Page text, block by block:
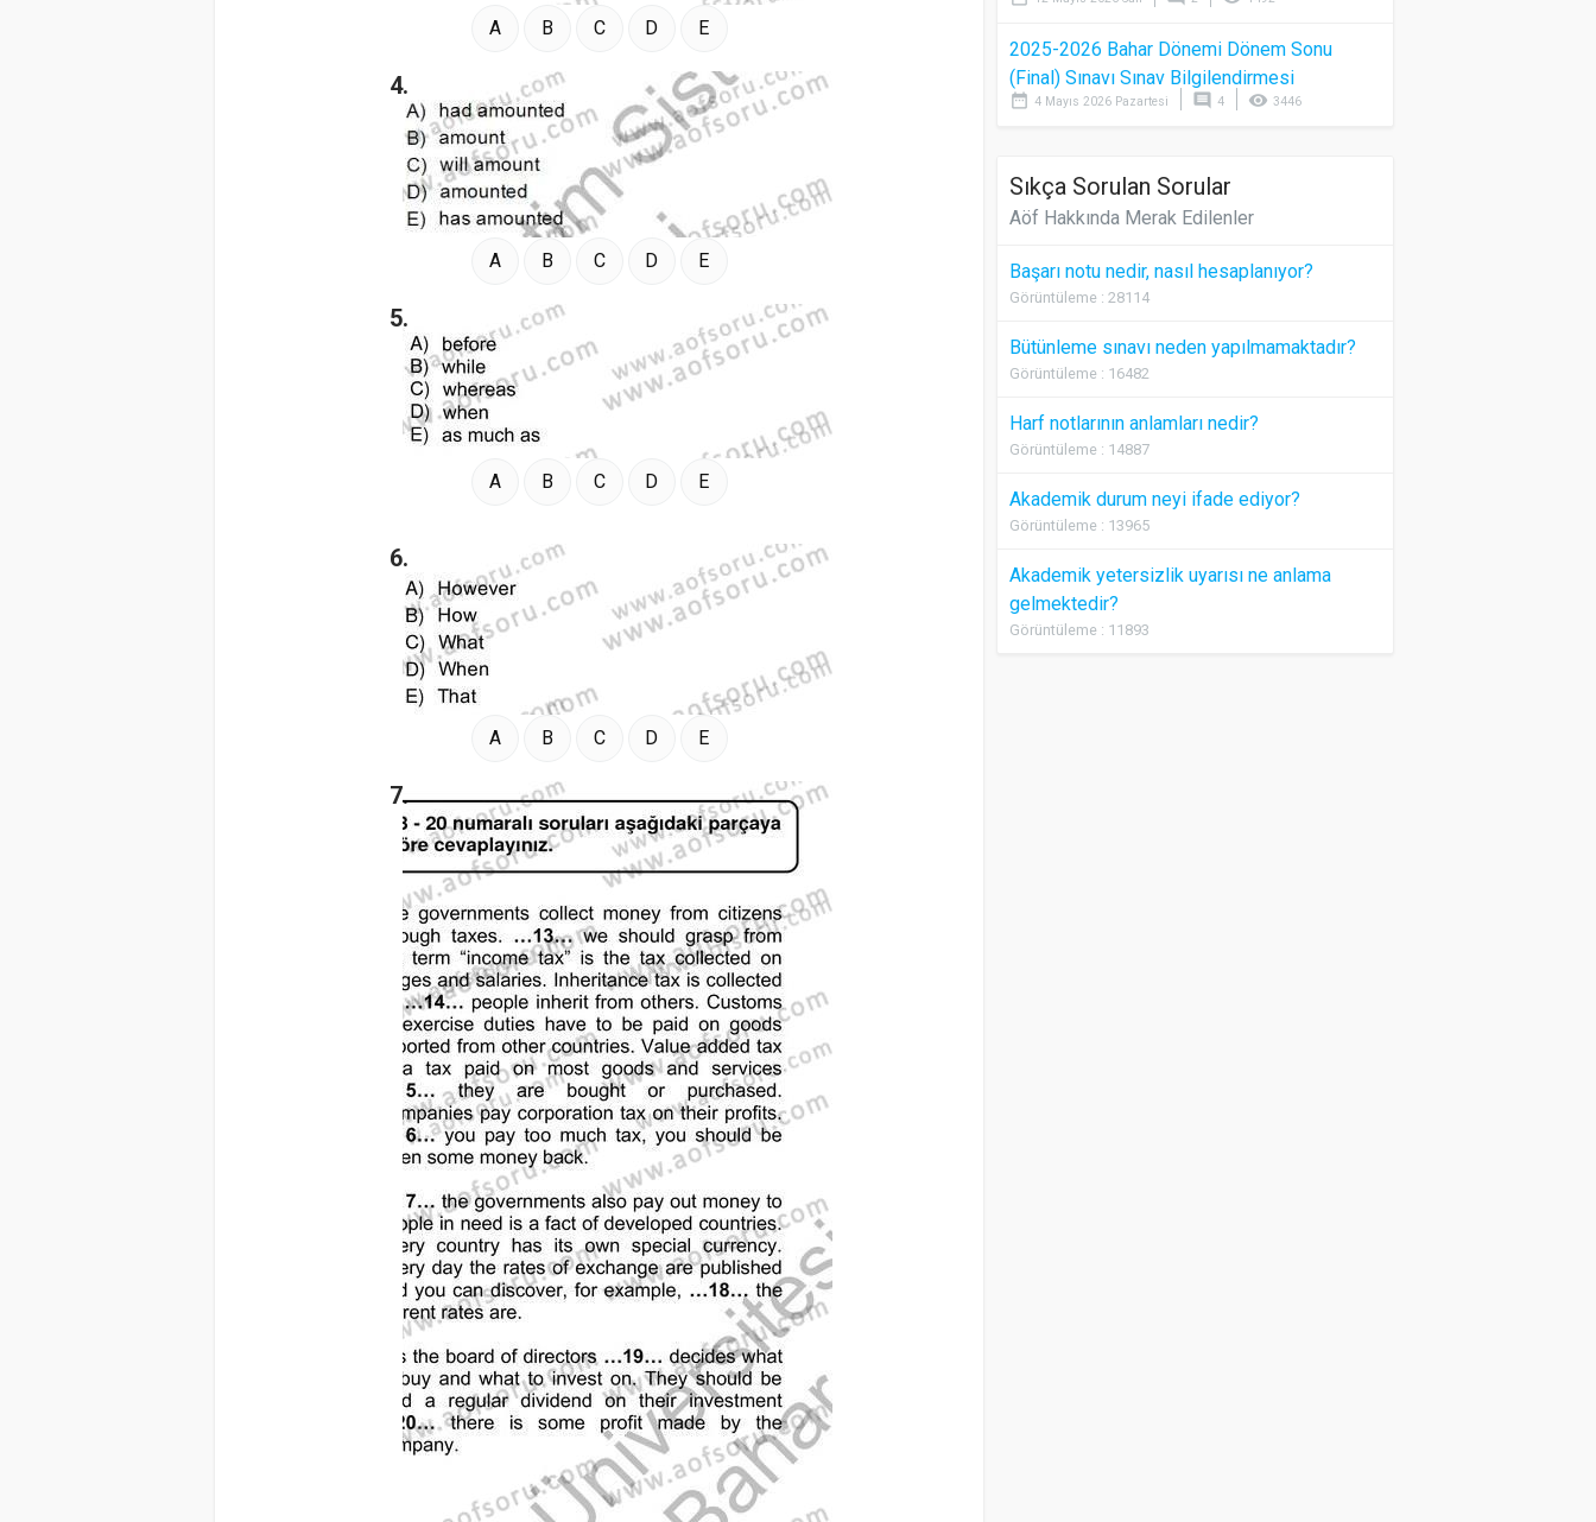
A B C D E
4.
A B C D E
5.
A B C D E
6.
A B C D E
7.
2025-2026 Bahar Dönemi Dönem Sonu
(Final) Sınavı Sınav Bilgilendirmesi
date_range 4 Mayıs 2026 Pazartesi comment 4 visibility 3446
Sıkça Sorulan Sorular
Aöf Hakkında Merak Edilenler
Başarı notu nedir, nasıl hesaplanıyor?
Görüntüleme : 28114
Bütünleme sınavı neden yapılmamaktadır?
Görüntüleme : 16482
Harf notlarının anlamları nedir?
Görüntüleme : 14887
Akademik durum neyi ifade ediyor?
Görüntüleme : 13965
Akademik yetersizlik uyarısı ne anlama
gelmektedir?
Görüntüleme : 11893